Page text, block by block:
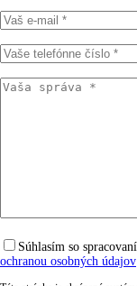
Súhlasím so
ochranou osobných údajov